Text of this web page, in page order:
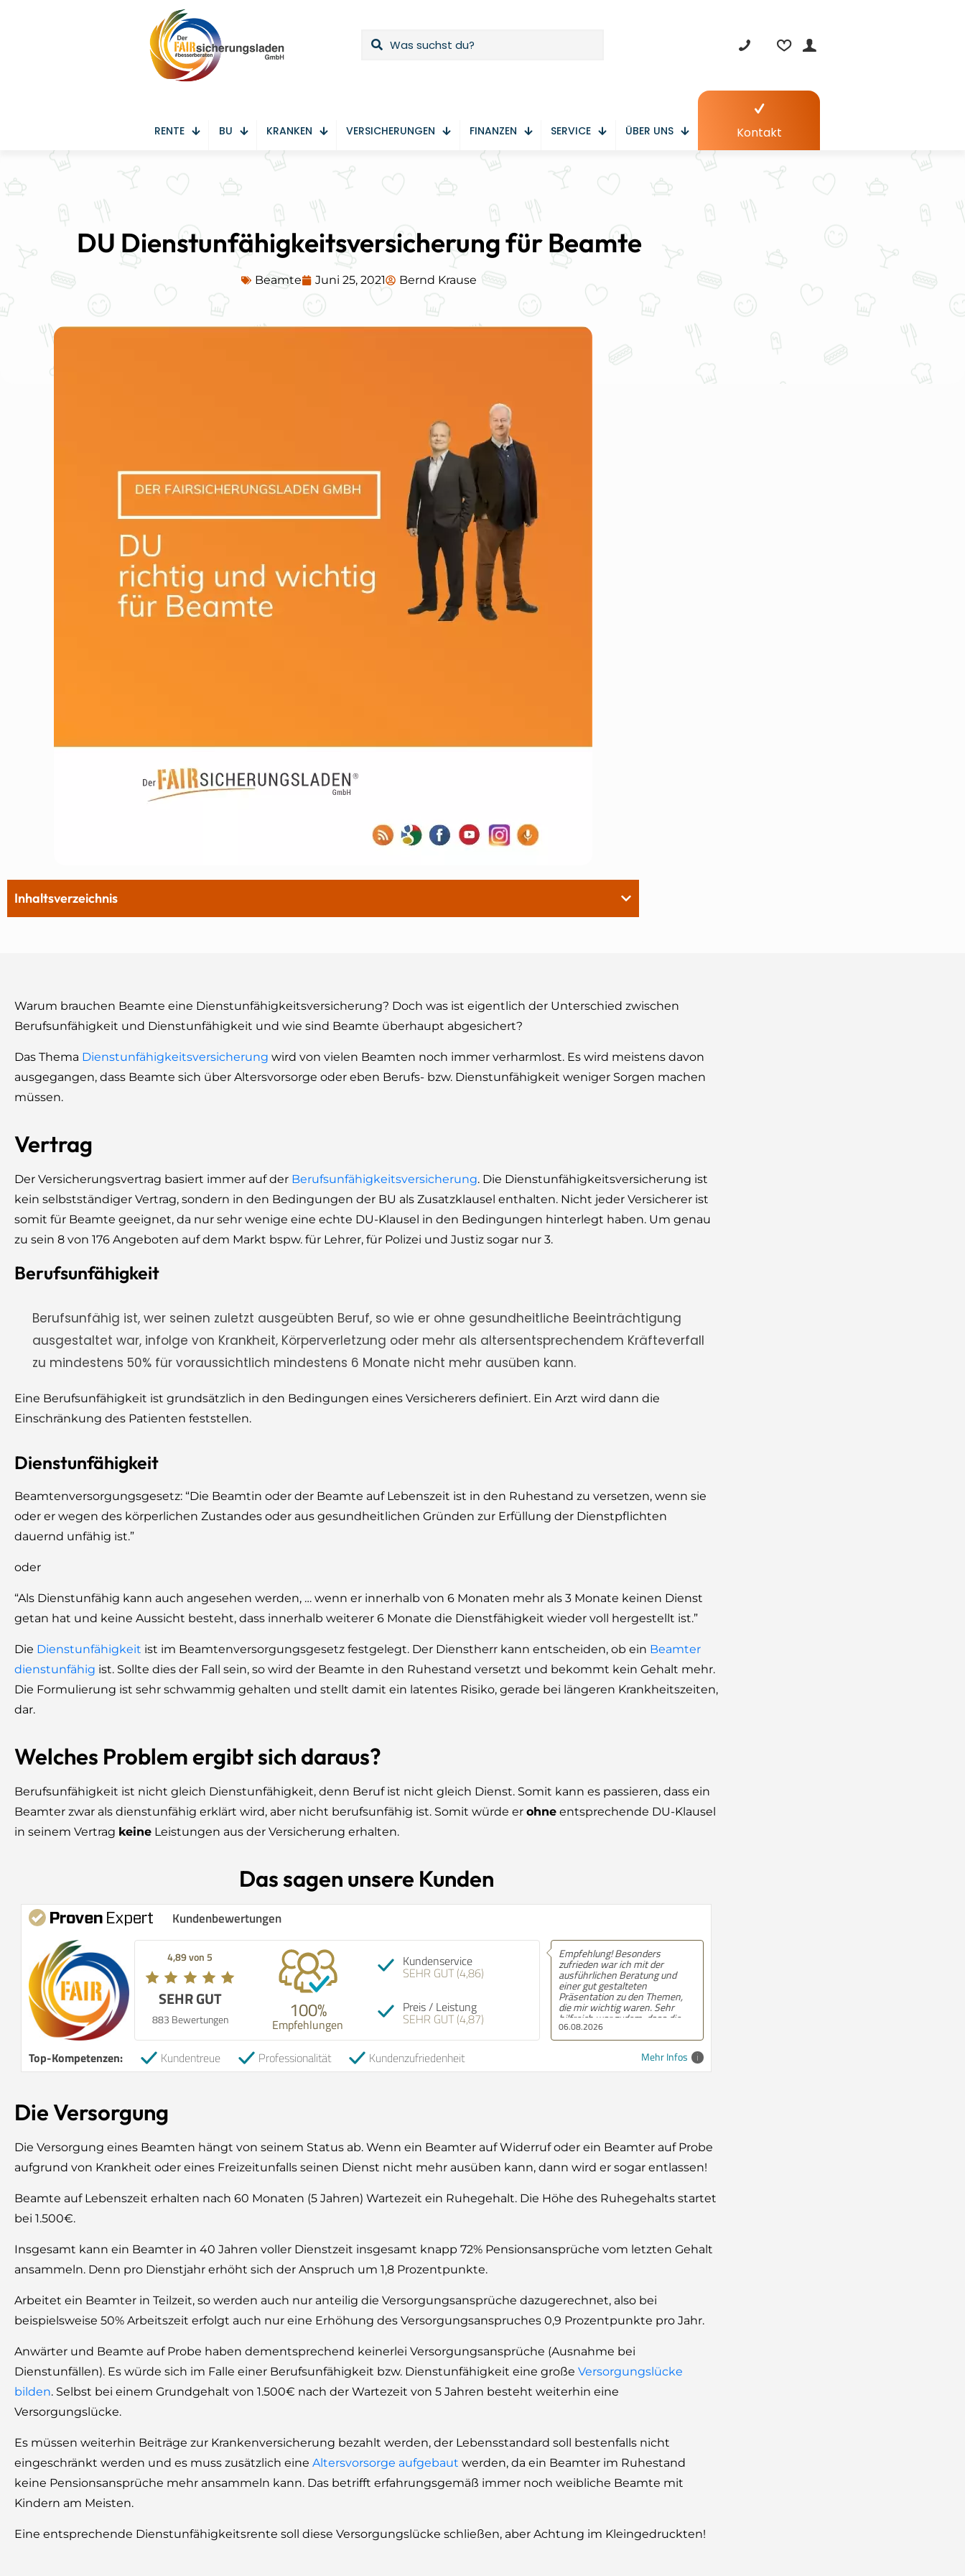
RENTE BU KRANKEN VERSICHERUNGEN FINANZEN SERVICE ÜBER UNS Kontakt
DU Dienstunfähigkeitsversicherung für Beamte
Beamte Juni 25, 2021 Bernd Krause
Inhaltsverzeichnis
Warum brauchen Beamte eine Dienstunfähigkeitsversicherung? Doch was ist eigentlich der Unterschied zwischen
Berufsunfähigkeit und Dienstunfähigkeit und wie sind Beamte überhaupt abgesichert?
Das Thema Dienstunfähigkeitsversicherung wird von vielen Beamten noch immer verharmlost. Es wird meistens davon
ausgegangen, dass Beamte sich über Altersvorsorge oder eben Berufs- bzw. Dienstunfähigkeit weniger Sorgen machen
müssen.
Vertrag
Der Versicherungsvertrag basiert immer auf der Berufsunfähigkeitsversicherung. Die Dienstunfähigkeitsversicherung ist
kein selbstständiger Vertrag, sondern in den Bedingungen der BU als Zusatzklausel enthalten. Nicht jeder Versicherer ist
somit für Beamte geeignet, da nur sehr wenige eine echte DU-Klausel in den Bedingungen hinterlegt haben. Um genau
zu sein 8 von 176 Angeboten auf dem Markt bspw. für Lehrer, für Polizei und Justiz sogar nur 3.
Berufsunfähigkeit
Berufsunfähig ist, wer seinen zuletzt ausgeübten Beruf, so wie er ohne gesundheitliche Beeinträchtigung
ausgestaltet war, infolge von Krankheit, Körperverletzung oder mehr als altersentsprechendem Kräfteverfall
zu mindestens 50% für voraussichtlich mindestens 6 Monate nicht mehr ausüben kann.
Eine Berufsunfähigkeit ist grundsätzlich in den Bedingungen eines Versicherers definiert. Ein Arzt wird dann die
Einschränkung des Patienten feststellen.
Dienstunfähigkeit
Beamtenversorgungsgesetz: “Die Beamtin oder der Beamte auf Lebenszeit ist in den Ruhestand zu versetzen, wenn sie
oder er wegen des körperlichen Zustandes oder aus gesundheitlichen Gründen zur Erfüllung der Dienstpflichten
dauernd unfähig ist.”
oder
“Als Dienstunfähig kann auch angesehen werden, … wenn er innerhalb von 6 Monaten mehr als 3 Monate keinen Dienst
getan hat und keine Aussicht besteht, dass innerhalb weiterer 6 Monate die Dienstfähigkeit wieder voll hergestellt ist.”
Die Dienstunfähigkeit ist im Beamtenversorgungsgesetz festgelegt. Der Dienstherr kann entscheiden, ob ein Beamter
dienstunfähig ist. Sollte dies der Fall sein, so wird der Beamte in den Ruhestand versetzt und bekommt kein Gehalt mehr.
Die Formulierung ist sehr schwammig gehalten und stellt damit ein latentes Risiko, gerade bei längeren Krankheitszeiten,
dar.
Welches Problem ergibt sich daraus?
Berufsunfähigkeit ist nicht gleich Dienstunfähigkeit, denn Beruf ist nicht gleich Dienst. Somit kann es passieren, dass ein
Beamter zwar als dienstunfähig erklärt wird, aber nicht berufsunfähig ist. Somit würde er ohne entsprechende DU-Klausel
in seinem Vertrag keine Leistungen aus der Versicherung erhalten.
Das sagen unsere Kunden
Kundenbewertungen
4,89 von 5
SEHR GUT
883 Bewertungen 100%
Empfehlungen
Kundenservice
SEHR GUT (4,86)
Preis / Leistung
SEHR GUT (4,87) 04.08.2026
Empfehlung! Sehr freundliche
und kompetente Beratung; der
mir zugeteilte Mitarbeiter hat
über jeden Schritt des
Vorgehens gut und verständlich
aufgeklärt und stand bei
Rückfragen immer mit Rat und
Tat zur Seite.
Mehr Infos
Top-Kompetenzen: Kundentreue Professionalität Kundenzufriedenheit
Die Versorgung
Die Versorgung eines Beamten hängt von seinem Status ab. Wenn ein Beamter auf Widerruf oder ein Beamter auf Probe
aufgrund von Krankheit oder eines Freizeitunfalls seinen Dienst nicht mehr ausüben kann, dann wird er sogar entlassen!
Beamte auf Lebenszeit erhalten nach 60 Monaten (5 Jahren) Wartezeit ein Ruhegehalt. Die Höhe des Ruhegehalts startet
bei 1.500€.
Insgesamt kann ein Beamter in 40 Jahren voller Dienstzeit insgesamt knapp 72% Pensionsansprüche vom letzten Gehalt
ansammeln. Denn pro Dienstjahr erhöht sich der Anspruch um 1,8 Prozentpunkte.
Arbeitet ein Beamter in Teilzeit, so werden auch nur anteilig die Versorgungsansprüche dazugerechnet, also bei
beispielsweise 50% Arbeitszeit erfolgt auch nur eine Erhöhung des Versorgungsanspruches 0,9 Prozentpunkte pro Jahr.
Anwärter und Beamte auf Probe haben dementsprechend keinerlei Versorgungsansprüche (Ausnahme bei
Dienstunfällen). Es würde sich im Falle einer Berufsunfähigkeit bzw. Dienstunfähigkeit eine große Versorgungslücke
bilden. Selbst bei einem Grundgehalt von 1.500€ nach der Wartezeit von 5 Jahren besteht weiterhin eine
Versorgungslücke.
Es müssen weiterhin Beiträge zur Krankenversicherung bezahlt werden, der Lebensstandard soll bestenfalls nicht
eingeschränkt werden und es muss zusätzlich eine Altersvorsorge aufgebaut werden, da ein Beamter im Ruhestand
keine Pensionsansprüche mehr ansammeln kann. Das betrifft erfahrungsgemäß immer noch weibliche Beamte mit
Kindern am Meisten.
Eine entsprechende Dienstunfähigkeitsrente soll diese Versorgungslücke schließen, aber Achtung im Kleingedruckten!